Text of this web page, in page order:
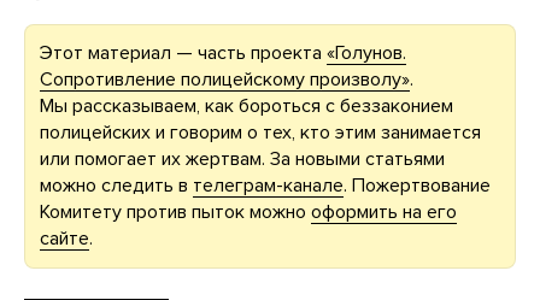
Этот материал — часть проекта «Голунов.
Сопротивление полицейскому произволу».
Мы рассказываем, как бороться с беззаконием
полицейских и говорим о тех, кто этим занимается
или помогает их жертвам. За новыми статьями
можно следить в телеграм-канале. Пожертвование
Комитету против пыток можно оформить на его
сайте.